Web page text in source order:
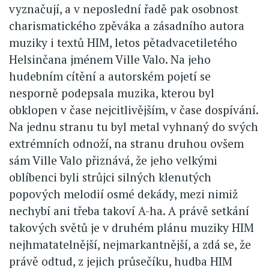
vyznačují, a v neposlední řadě pak osobnost
charismatického zpěváka a zásadního autora
muziky i textů HIM, letos pětadvacetiletého
Helsinčana jménem Ville Valo. Na jeho
hudebním cítění a autorském pojetí se
nesporně podepsala muzika, kterou byl
obklopen v čase nejcitlivějším, v čase dospívání.
Na jednu stranu tu byl metal vyhnaný do svých
extrémních odnoží, na stranu druhou ovšem
sám Ville Valo přiznává, že jeho velkými
oblíbenci byli strůjci silných klenutých
popových melodií osmé dekády, mezi nimiž
nechybí ani třeba takoví A-ha. A právě setkání
takových světů je v druhém plánu muziky HIM
nejhmatatelnější, nejmarkantnější, a zdá se, že
právě odtud, z jejich průsečíku, hudba HIM